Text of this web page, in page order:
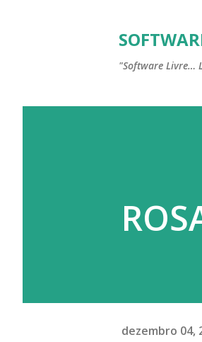
"Software Livre…
dezembro 04,